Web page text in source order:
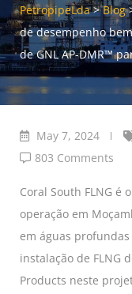
PetropipeLda>Blog
de desempenho
de GNL AP-DMR™
May 7, 2024
803 Comments
Coral South FLNG é
operação em
em águas
instalação de FLNG
Products neste